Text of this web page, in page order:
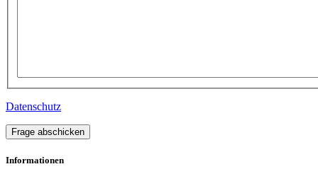
Datenschutz
Frage abschicken
Informationen